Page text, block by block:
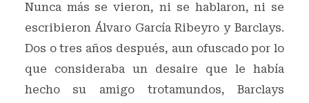
Nunca más se vieron, ni se hablaron, ni se
escribieron Álvaro García Ribeyro y Barclays.
Dos o tres años después, aun ofuscado por lo
que consideraba un desaire que le había
hecho su amigo trotamundos, Barclays